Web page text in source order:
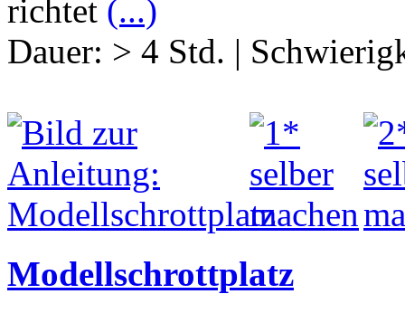
richtet (...)
Dauer: > 4 Std. |
Modellschrottplatz